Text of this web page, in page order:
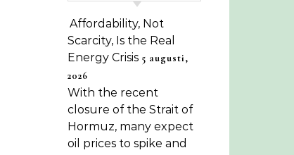
Affordability, Not
Scarcity, Is the Real
Energy Crisis 5 augusti,
2026
With the recent
closure of the Strait of
Hormuz, many expect
oil prices to spike and